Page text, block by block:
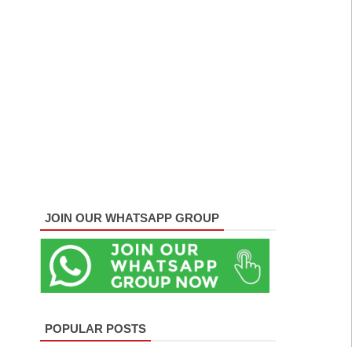
JOIN OUR WHATSAPP GROUP
POPULAR POSTS